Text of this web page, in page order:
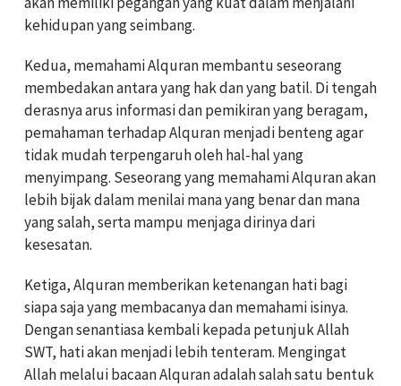
kehidupan yang seimbang.
Kedua, memahami Alquran membantu seseorang
membedakan antara yang hak dan yang batil. Di tengah
derasnya arus informasi dan pemikiran yang beragam,
pemahaman terhadap Alquran menjadi benteng agar
tidak mudah terpengaruh oleh hal-hal yang
menyimpang. Seseorang yang memahami Alquran akan
lebih bijak dalam menilai mana yang benar dan mana
yang salah, serta mampu menjaga dirinya dari
kesesatan.
Ketiga, Alquran memberikan ketenangan hati bagi
siapa saja yang membacanya dan memahami isinya.
Dengan senantiasa kembali kepada petunjuk Allah
SWT, hati akan menjadi lebih tenteram. Mengingat
Allah melalui bacaan Alquran adalah salah satu bentuk